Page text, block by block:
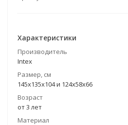
Характеристики
Производитель
Intex
Размер, см
145х135х104 и 124х58х66
Возраст
от 3 лет
Материал